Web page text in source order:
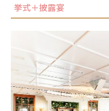
挙式＋披露宴